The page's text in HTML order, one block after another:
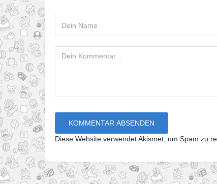
Diese Website verwendet Akismet, um Spam zu